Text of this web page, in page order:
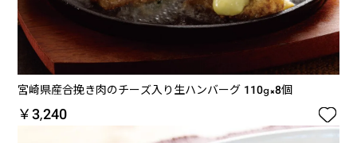
宮崎県産合挽き肉のチーズ入り生ハンバーグ 110g×8個
￥3,240 